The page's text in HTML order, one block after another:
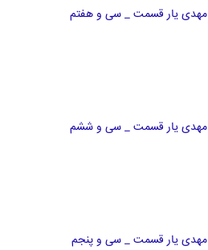
مهدی یار قسمت _ سی و هفتم
مهدی یار قسمت _ سی و ششم
مهدی یار قسمت _ سی و پنجم